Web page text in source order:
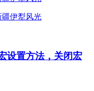
设置方法，关闭宏